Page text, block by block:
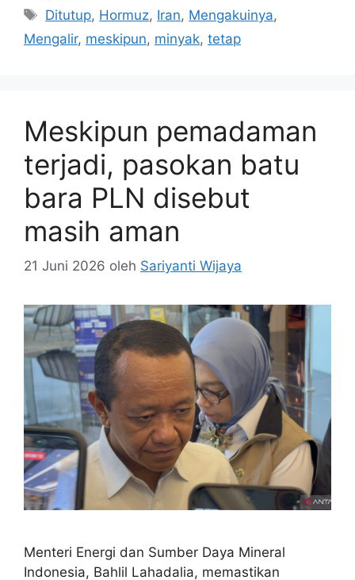
Tag
Ditutup, Hormuz, Iran, Mengakuinya,
Mengalir, meskipun, minyak, tetap
Meskipun pemadaman
terjadi, pasokan batu
bara PLN disebut
masih aman
21 Juni 2026 oleh Sariyanti Wijaya
Menteri Energi dan Sumber Daya Mineral
Indonesia, Bahlil Lahadalia, memastikan